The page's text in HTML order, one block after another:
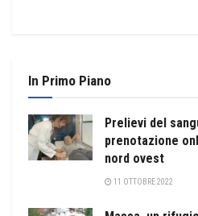
In Primo Piano
Prelievi del
prenotazione
nord ovest
11 OTTOBRE 2022